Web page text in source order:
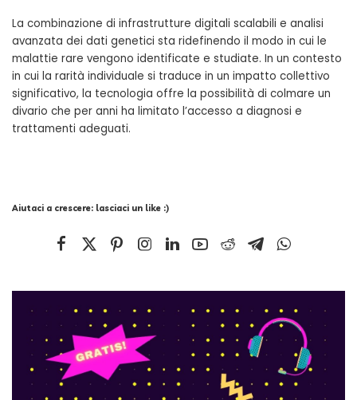
La combinazione di infrastrutture digitali scalabili e analisi
avanzata dei dati genetici sta ridefinendo il modo in cui le
malattie rare vengono identificate e studiate. In un contesto
in cui la rarità individuale si traduce in un impatto collettivo
significativo, la tecnologia offre la possibilità di colmare un
divario che per anni ha limitato l’accesso a diagnosi e
trattamenti adeguati.
Aiutaci a crescere: lasciaci un like :)